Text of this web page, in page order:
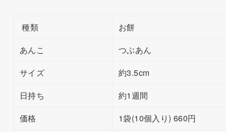
種類
お餅
あんこ
つぶあん
サイズ
約3.5cm
日持ち
約1週間
価格
1袋(10個入り) 660円